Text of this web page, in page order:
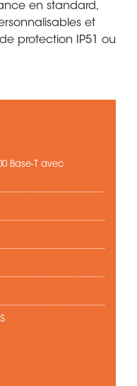
en standard,
et
protection IP51 ou
Base-T avec